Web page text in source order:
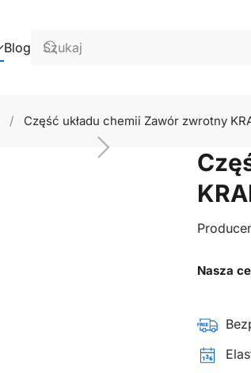
Blog
Część układu chemii Zawór zwrotny
Nasza